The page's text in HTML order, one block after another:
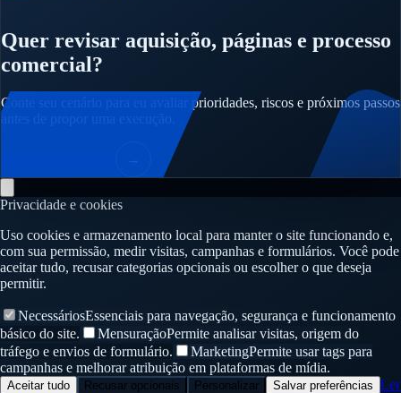
Quer revisar aquisição, páginas e processo
comercial?
Conte seu cenário para eu avaliar prioridades, riscos e próximos passos
Privacidade e cookies
Uso cookies e armazenamento local para manter o site funcionando e,
com sua permissão, medir visitas, campanhas e formulários. Você pode
aceitar tudo, recusar categorias opcionais ou escolher o que deseja
permitir.
NecessáriosEssenciais para navegação, segurança e funcionamento
básico do site.
MensuraçãoPermite analisar visitas, origem do
tráfego e envios de formulário.
MarketingPermite usar tags para
campanhas e melhorar atribuição em plataformas de mídia.
Aceitar tudo Recusar opcionais Personalizar Salvar preferências Ler